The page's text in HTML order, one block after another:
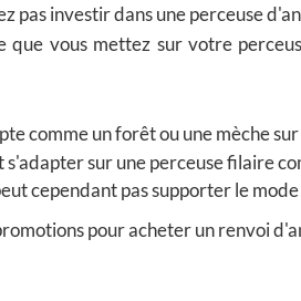
pas investir dans une perceuse
que vous mettez sur votre
comme un forêt ou une mèche
sur une perceuse filaire
cependant pas supporter le
pour acheter un renvoi